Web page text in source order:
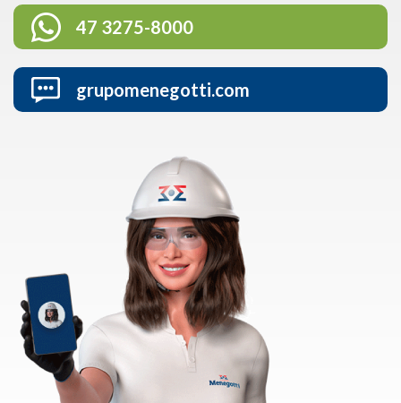
47 3275-8000
grupomenegotti.com